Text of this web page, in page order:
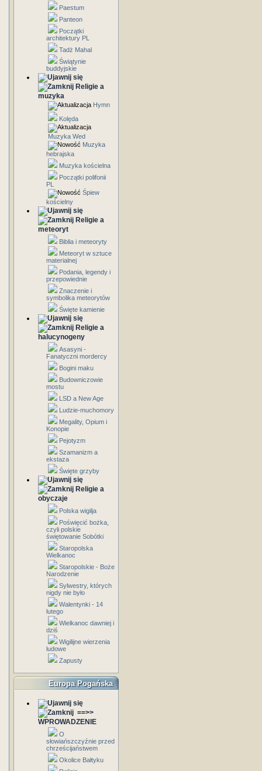
Paestum
Panteon
Początki
architektury PL
Tadż Mahal
Świątynie
buddyjskie
Religie a
muzyka
Hymn
Kolęda
Muzyka Wed
Muzyka
hebrajska
Muzyka kościelna
Początki polifonii
PL
Śpiew
kościelny
Religie a
meteoryt
Biblia i meteoryty
Meteoryt w sztuce
materialnej
Podania, legendy i
przepowiednie
Znaczenie i
symbolika meteorytów
Święte kamienie
Religie a
halucynogeny
Asasyni -
Fanatyczni mordercy
Bogini maku
Budowniczowie
mostu
LSD a New Age
Ludzie-muchomory
Megality, Opium i
Konopie
Pejotyzm
Szamanizm a
ekstaza
Święte grzyby
Religie a
obyczaje
Polska wigilja
Poświęcić bożka,
czyli polskie
świętowanie Sobótki
Staropolska
Wielkanoc
Staropolskie - Boże
Narodzenie
Sylwestry, których
nigdy nie było
Walentynki - 14
lutego
Wielkanoc dawniej i
dziś
Wigilijne wierzenia
ludowe
Zapusty
Europa Pogańska
==>>
WPROWADZENIE
O
słowiańszczyźnie przed
chrześcijaństwem
Okolice Bałtyku